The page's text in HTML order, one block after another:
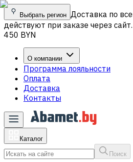
Выбрать регион Доставка по
действуют при заказе через
450 BYN
О компании
Программа лояльности
Оплата
Доставка
Контакты
Каталог
Поиск